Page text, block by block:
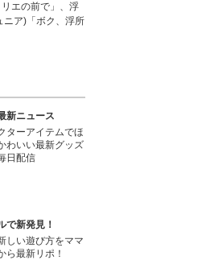
エの前で」、浮
ニア)「ボク、浮所
新ニュース
ターアイテムでほ
わいい最新グッズ
日配信
で新発見！
しい遊び方をママ
ら最新リポ！